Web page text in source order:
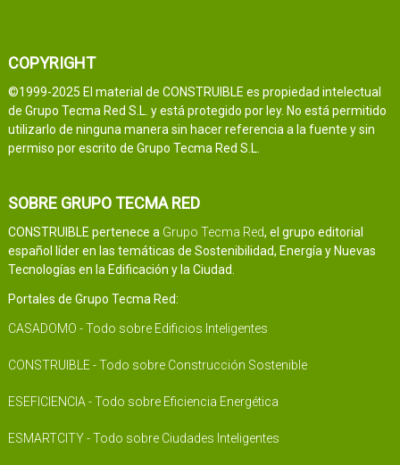
COPYRIGHT
©1999-2025 El material de CONSTRUIBLE es propiedad intelectual
de Grupo Tecma Red S.L. y está protegido por ley. No está permitido
utilizarlo de ninguna manera sin hacer referencia a la fuente y sin
permiso por escrito de Grupo Tecma Red S.L.
SOBRE GRUPO TECMA RED
CONSTRUIBLE pertenece a Grupo Tecma Red, el grupo editorial
español líder en las temáticas de Sostenibilidad, Energía y Nuevas
Tecnologías en la Edificación y la Ciudad.
Portales de Grupo Tecma Red:
CASADOMO - Todo sobre Edificios Inteligentes
CONSTRUIBLE - Todo sobre Construcción Sostenible
ESEFICIENCIA - Todo sobre Eficiencia Energética
ESMARTCITY - Todo sobre Ciudades Inteligentes